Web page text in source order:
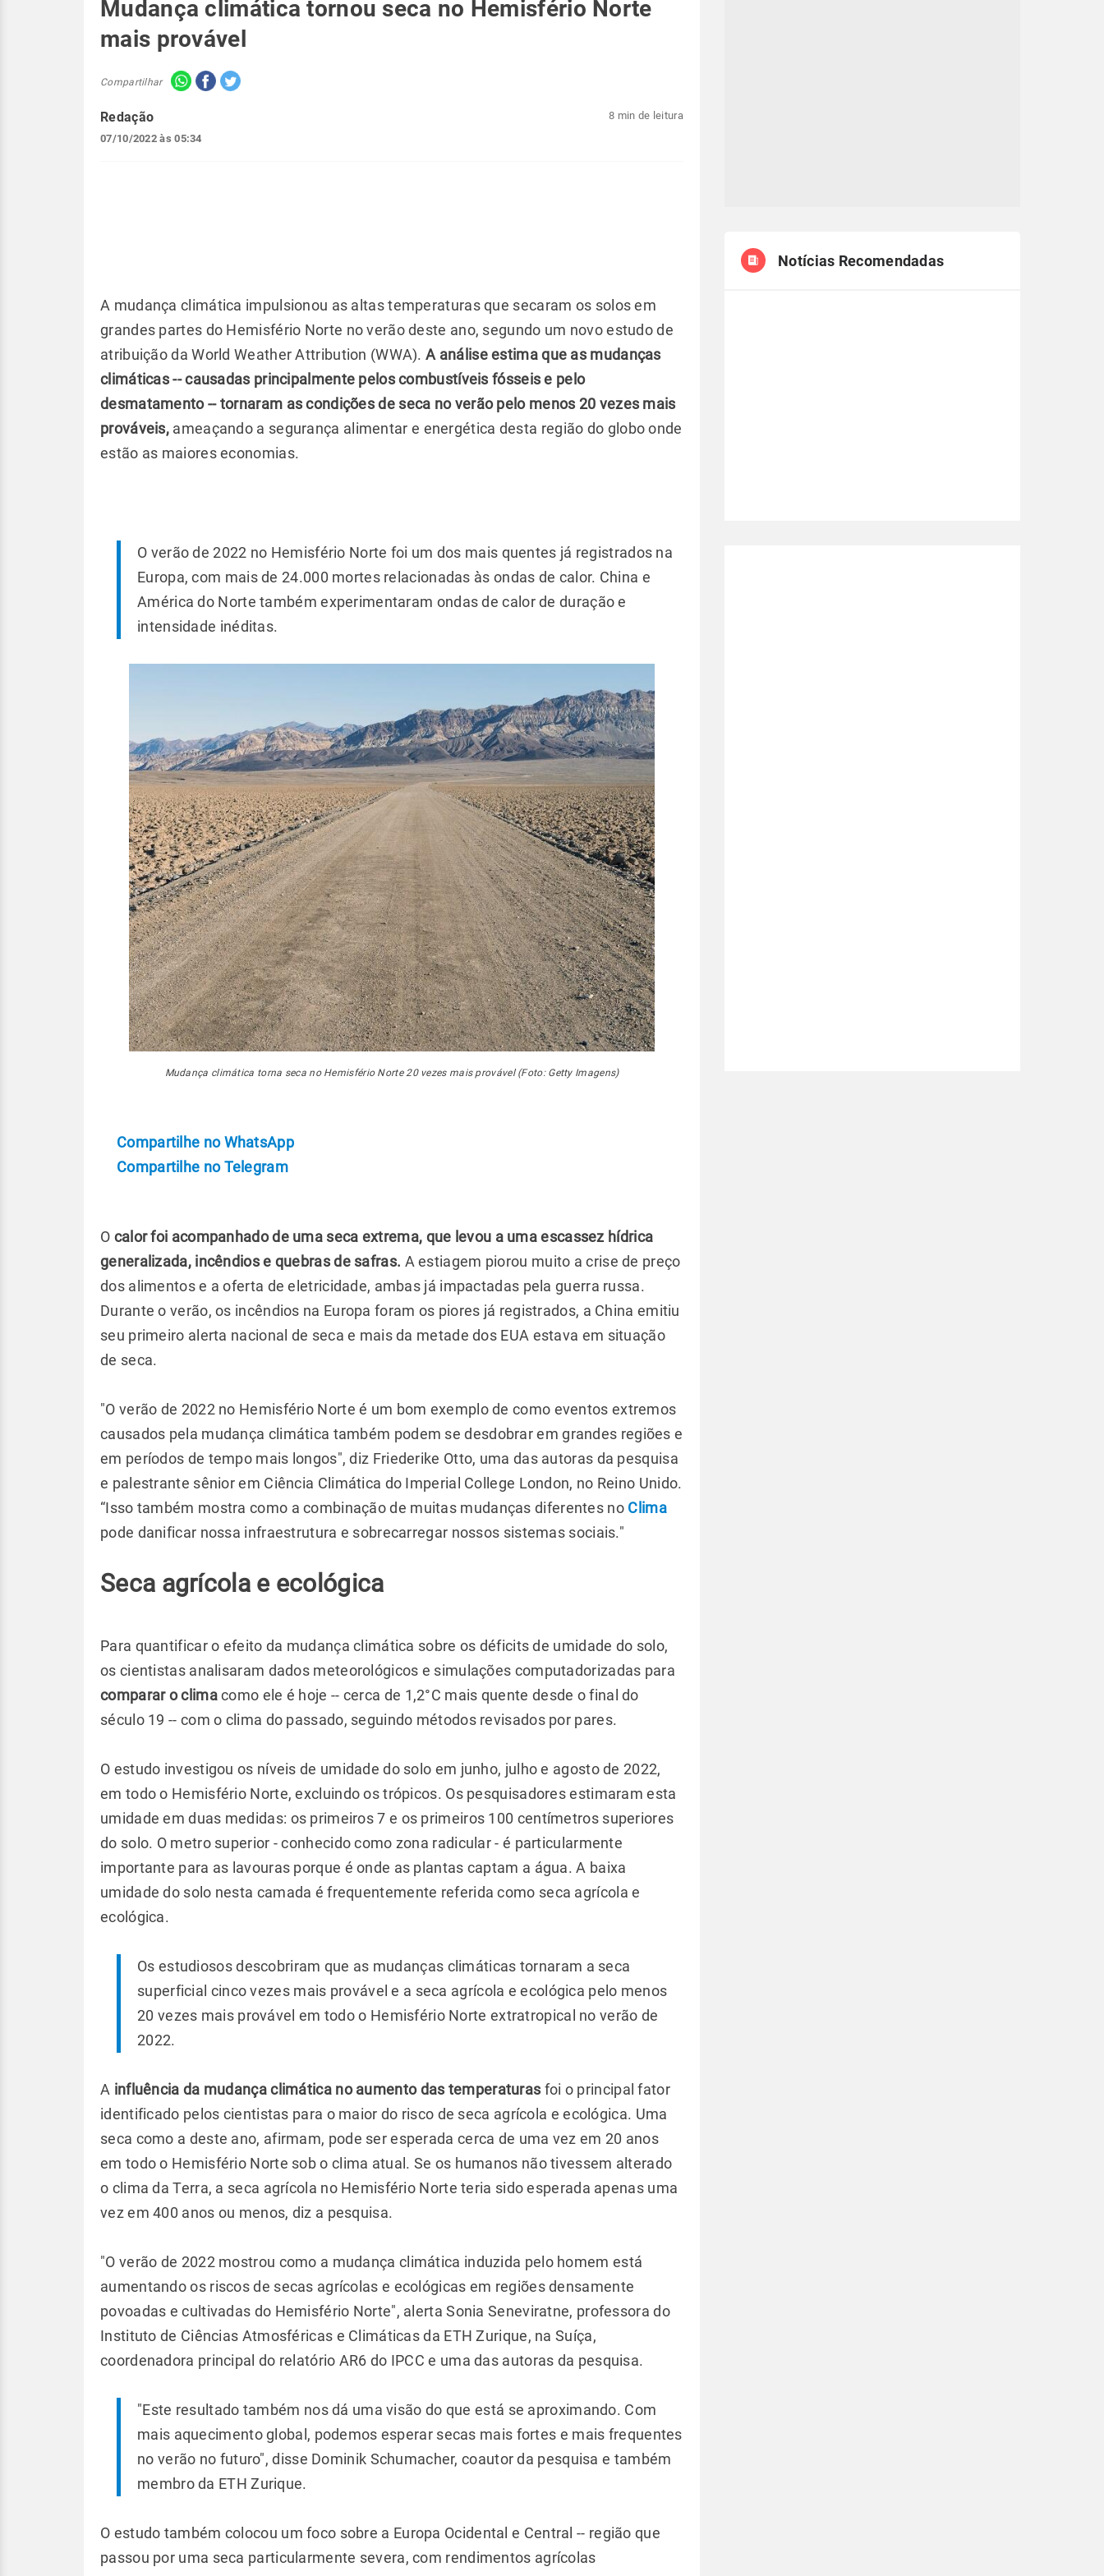
Mudança climática tornou seca no Hemisfério Norte
mais provável
Compartilhar
Redação
07/10/2022 às 05:34
8 min de leitura
A mudança climática impulsionou as altas temperaturas que secaram os solos em
grandes partes do Hemisfério Norte no verão deste ano, segundo um novo estudo de
atribuição da World Weather Attribution (WWA).A análise estima que as mudanças
climáticas -- causadas principalmente pelos combustíveis fósseis e pelo
desmatamento -- tornaram as condições de seca no verão pelo menos 20 vezes mais
prováveis, ameaçando a segurança alimentar e energética desta região do globo onde
estão as maiores economias.
O verão de 2022 no Hemisfério Norte foi um dos mais quentes já registrados na
Europa, com mais de 24.000 mortes relacionadas às ondas de calor. China e
América do Norte também experimentaram ondas de calor de duração e
intensidade inéditas.
Mudança climática torna seca no Hemisfério Norte 20 vezes mais provável (Foto: Getty Imagens)
Compartilhe no WhatsApp
Compartilhe no Telegram
O calor foi acompanhado de uma seca extrema, que levou a uma escassez hídrica
generalizada, incêndios e quebras de safras. A estiagem piorou muito a crise de preço
dos alimentos e a oferta de eletricidade, ambas já impactadas pela guerra russa.
Durante o verão, os incêndios na Europa foram os piores já registrados, a China emitiu
seu primeiro alerta nacional de seca e mais da metade dos EUA estava em situação
de seca.
"O verão de 2022 no Hemisfério Norte é um bom exemplo de como eventos extremos
causados pela mudança climática também podem se desdobrar em grandes regiões e
em períodos de tempo mais longos", diz Friederike Otto, uma das autoras da pesquisa
e palestrante sênior em Ciência Climática do Imperial College London, no Reino Unido.
“Isso também mostra como a combinação de muitas mudanças diferentes no Clima
pode danificar nossa infraestrutura e sobrecarregar nossos sistemas sociais."
Seca agrícola e ecológica
Para quantificar o efeito da mudança climática sobre os déficits de umidade do solo,
os cientistas analisaram dados meteorológicos e simulações computadorizadas para
comparar o climacomo ele é hoje -- cerca de 1,2°C mais quente desde o final do
século 19 -- com o clima do passado, seguindo métodos revisados por pares.
O estudo investigou os níveis de umidade do solo em junho, julho e agosto de 2022,
em todo o Hemisfério Norte, excluindo os trópicos. Os pesquisadores estimaram esta
umidade em duas medidas: os primeiros 7 e os primeiros 100 centímetros superiores
do solo. O metro superior - conhecido como zona radicular - é particularmente
importante para as lavouras porque é onde as plantas captam a água. A baixa
umidade do solo nesta camada é frequentemente referida como seca agrícola e
ecológica.
Os estudiosos descobriram que as mudanças climáticas tornaram a seca
superficial cinco vezes mais provável e a seca agrícola e ecológica pelo menos
20 vezes mais provável em todo o Hemisfério Norte extratropical no verão de
2022.
A influência da mudança climática no aumento das temperaturas foi o principal fator
identificado pelos cientistas para o maior do risco de seca agrícola e ecológica. Uma
seca como a deste ano, afirmam, pode ser esperada cerca de uma vez em 20 anos
em todo o Hemisfério Norte sob o clima atual. Se os humanos não tivessem alterado
o clima da Terra, a seca agrícola no Hemisfério Norte teria sido esperada apenas uma
vez em 400 anos ou menos, diz a pesquisa.
"O verão de 2022 mostrou como a mudança climática induzida pelo homem está
aumentando os riscos de secas agrícolas e ecológicas em regiões densamente
povoadas e cultivadas do Hemisfério Norte", alerta Sonia Seneviratne, professora do
Instituto de Ciências Atmosféricas e Climáticas da ETH Zurique, na Suíça,
coordenadora principal do relatório AR6 do IPCC e uma das autoras da pesquisa.
"Este resultado também nos dá uma visão do que está se aproximando. Com
mais aquecimento global, podemos esperar secas mais fortes e mais frequentes
no verão no futuro", disse Dominik Schumacher, coautor da pesquisa e também
membro da ETH Zurique.
O estudo também colocou um foco sobre a Europa Ocidental e Central -- região que
passou por uma seca particularmente severa, com rendimentos agrícolas
Notícias Recomendadas